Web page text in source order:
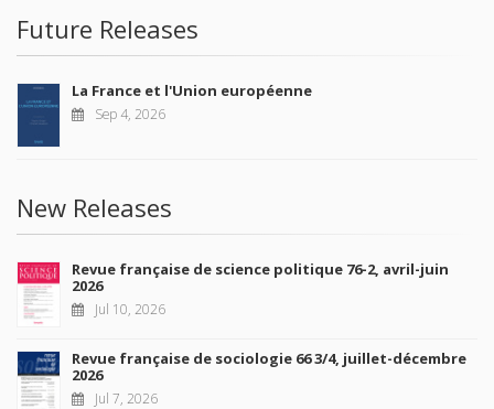
Future Releases
La France et l'Union européenne
Sep 4, 2026
New Releases
Revue française de science politique 76-2, avril-juin
2026
Jul 10, 2026
Revue française de sociologie 66 3/4, juillet-décembre
2026
Jul 7, 2026